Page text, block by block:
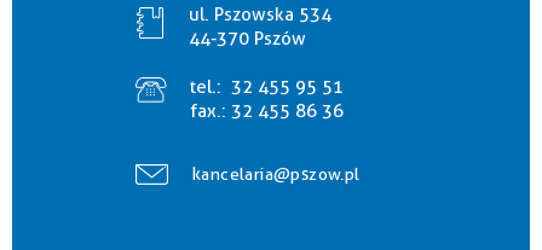
ul. Pszowska 534
44-370 Pszów
tel.: 32 455 95 51
fax.: 32 455 86 36
kancelaria@pszow.pl